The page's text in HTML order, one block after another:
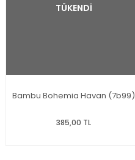
TÜKENDİ
Bambu Bohemia Havan (7b99)
385,00 TL